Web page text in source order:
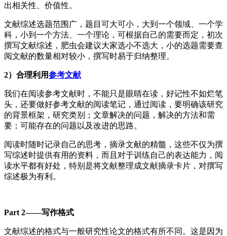
出相关性、价值性。
文献综述选题范围广，题目可大可小，大到一个领域、一个学
科，小到一个方法、一个理论，可根据自己的需要而定，初次
撰写文献综述，肥虫会建议大家选小不选大，小的选题需要查
阅文献的数量相对较小，撰写时易于归纳整理。
2）合理利用参考文献
我们在阅读参考文献时，不能只是眼睛在读，好记性不如烂笔
头，还要做好参考文献的阅读笔记，通过阅读，要明确该研究
的背景框架，研究类别；文章解决的问题，解决的方法和需
要；可能存在的问题以及改进的思路。
阅读时随时记录自己的思考，摘录文献的精髓，这些不仅为撰
写综述时提供有用的资料，而且对于训练自己的表达能力，阅
读水平都有好处，特别是将文献整理成文献摘录卡片，对撰写
综述极为有利。
Part 2——写作格式
文献综述的格式与一般研究性论文的格式有所不同。这是因为